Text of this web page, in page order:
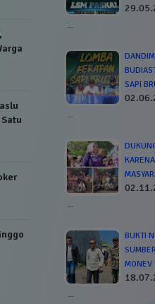
…
SAPI
…
…
BUKTI
MONEV
…